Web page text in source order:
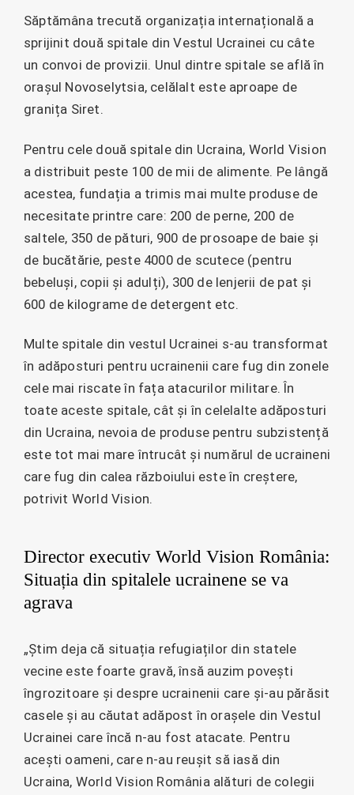
Săptămâna trecută organizația internațională a
sprijinit două spitale din Vestul Ucrainei cu câte
un convoi de provizii. Unul dintre spitale se află în
orașul Novoselytsia, celălalt este aproape de
granița Siret.
Pentru cele două spitale din Ucraina, World Vision
a distribuit peste 100 de mii de alimente. Pe lângă
acestea, fundația a trimis mai multe produse de
necesitate printre care: 200 de perne, 200 de
saltele, 350 de pături, 900 de prosoape de baie și
de bucătărie, peste 4000 de scutece (pentru
bebeluși, copii și adulți), 300 de lenjerii de pat și
600 de kilograme de detergent etc.
Multe spitale din vestul Ucrainei s-au transformat
în adăposturi pentru ucrainenii care fug din zonele
cele mai riscate în fața atacurilor militare. În
toate aceste spitale, cât și în celelalte adăposturi
din Ucraina, nevoia de produse pentru subzistență
este tot mai mare întrucât și numărul de ucraineni
care fug din calea războiului este în creștere,
potrivit World Vision.
Director executiv World Vision România:
Situația din spitalele ucrainene se va
agrava
„Știm deja că situația refugiaților din statele
vecine este foarte gravă, însă auzim povești
îngrozitoare și despre ucrainenii care și-au părăsit
casele și au căutat adăpost în orașele din Vestul
Ucrainei care încă n-au fost atacate. Pentru
acești oameni, care n-au reușit să iasă din
Ucraina, World Vision România alături de colegii